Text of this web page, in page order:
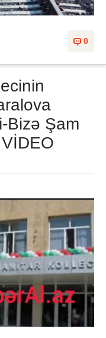
0
Bizə Şam